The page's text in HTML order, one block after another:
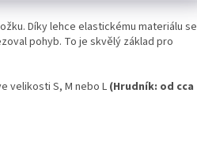
Díky lehce elastickému materiálu se
pohyb. To je skvělý základ pro
velikosti S, M nebo L(Hrudník: od cca